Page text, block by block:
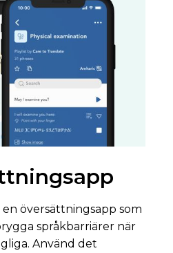
översättningsapp som
språkbarriärer när
Använd det